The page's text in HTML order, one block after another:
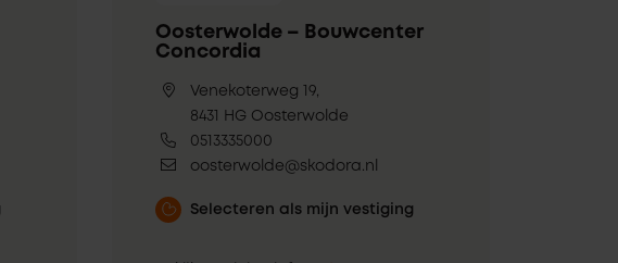
Oosterwolde – Bouwcenter
Concordia
Venekoterweg 19,
8431 HG Oosterwolde
0513335000
oosterwolde@skodora.nl
Selecteren als mijn vestiging